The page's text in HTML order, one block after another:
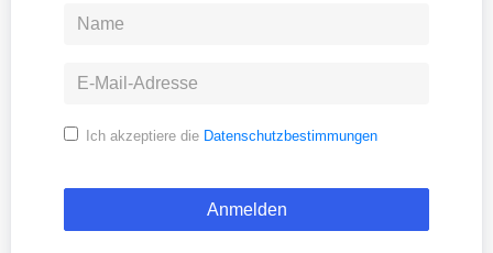
Ich akzeptiere die Datenschutzbestimmungen